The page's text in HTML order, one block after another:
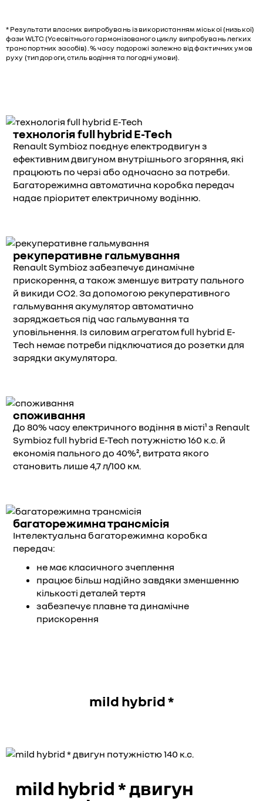
* Результати власних випробувань із використанням міської (низької)
фази WLTC (Усесвітнього гармонізованого циклу випробувань легких
транспортних засобів). % часу подорожі залежно від фактичних умов
руху (тип дороги, стиль водіння та погодні умови).
технологія full hybrid E-Tech
Renault Symbioz поєднує електродвигун з
ефективним двигуном внутрішнього згоряння, які
працюють по черзі або одночасно за потреби.
Багаторежимна автоматична коробка передач
надає пріоритет електричному водінню.
рекуперативне гальмування
Renault Symbioz забезпечує динамічне
прискорення, а також зменшує витрату пального
й викиди CO2. За допомогою рекуперативного
гальмування акумулятор автоматично
заряджається під час гальмування та
уповільнення. Із силовим агрегатом full hybrid E-
Tech немає потреби підключатися до розетки для
зарядки акумулятора.
споживання
До 80% часу електричного водіння в місті¹ з Renault
Symbioz full hybrid E-Tech потужністю 160 к.с. й
економія пального до 40%², витрата якого
становить лише 4,7 л/100 км.
багаторежимна трансмісія
Інтелектуальна багаторежимна коробка
передач:
не має класичного зчеплення
працює більш надійно завдяки зменшенню
кількості деталей тертя
забезпечує плавне та динамічне
прискорення
mild hybrid *
mild hybrid * двигун